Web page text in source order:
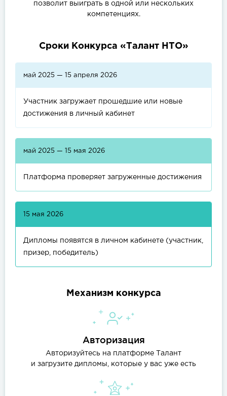
позволит выиграть в одной или нескольких
компетенциях.
Сроки Конкурса «Талант НТО»
май 2025 — 15 апреля 2026
Участник загружает прошедшие или новые
достижения в личный кабинет
май 2025 — 15 мая 2026
Платформа проверяет загруженные достижения
15 мая 2026
Дипломы появятся в личном кабинете (участник,
призер, победитель)
Механизм конкурса
Авторизация
Авторизуйтесь на платформе Талант
и загрузите дипломы, которые у вас уже есть